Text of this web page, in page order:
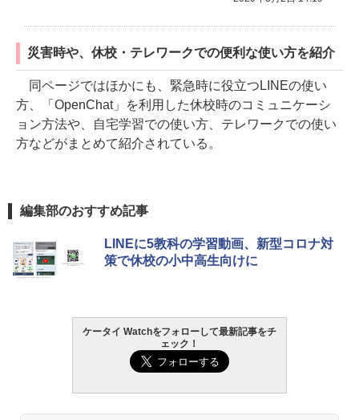
災害時や、休校・テレワークでの便利な使い方を紹介
同ページではほかにも、緊急時に役立つLINEの使い
方、「OpenChat」を利用した休校時のコミュニケーシ
ョン方法や、自宅学習での使い方、テレワークでの使い
方などがまとめて紹介されている。
編集部のおすすめ記事
LINEに5教科の学習動画、新型コロナ対
策で休校の小中高生向けに
ケータイ Watchをフォローして最新記事をチ
ェック！